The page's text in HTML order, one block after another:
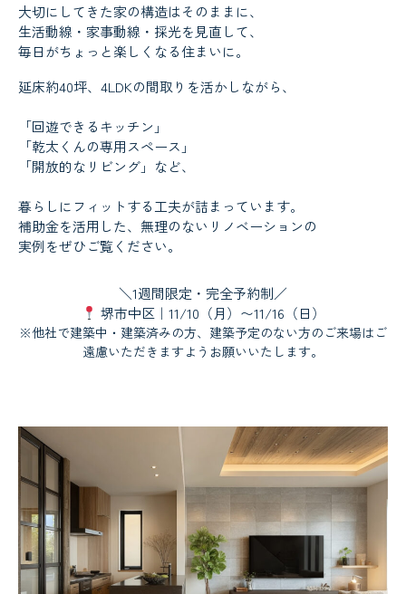
大切にしてきた家の構造はそのままに、
生活動線・家事動線・採光を見直して、
毎日がちょっと楽しくなる住まいに。
延床約40坪、4LDKの間取りを活かしながら、
「回遊できるキッチン」
「乾太くんの専用スペース」
「開放的なリビング」など、
暮らしにフィットする工夫が詰まっています。
補助金を活用した、無理のないリノベーションの
実例をぜひご覧ください。
＼1週間限定・完全予約制／
堺市中区｜11/10（月）〜11/16（日）
※他社で建築中・建築済みの方、建築予定のない方のご来場はご
遠慮いただきますようお願いいたします。